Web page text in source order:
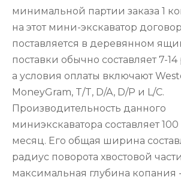
минимальной партии заказа 1
на этот мини-экскаватор
поставляется в деревянном
поставки обычно составляет 7-
а условия оплаты включают
MoneyGram, T/T, D/A, D/P и L/C.
Производительность данного
миниэкскаватора составляет
месяц. Его общая ширина
радиус поворота хвостовой
максимальная глубина копания